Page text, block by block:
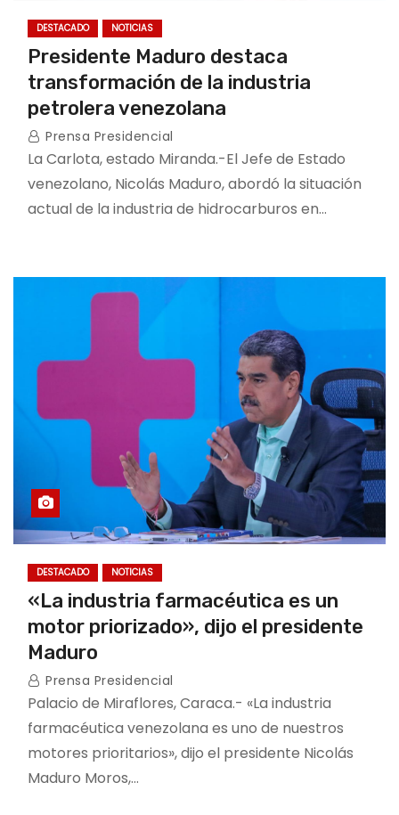
DESTACADO NOTICIAS
Presidente Maduro destaca
transformación de la industria
petrolera venezolana
Prensa Presidencial
La Carlota, estado Miranda.-El Jefe de Estado
venezolano, Nicolás Maduro, abordó la situación
actual de la industria de hidrocarburos en…
DESTACADO NOTICIAS
«La industria farmacéutica es un
motor priorizado», dijo el presidente
Maduro
Prensa Presidencial
Palacio de Miraflores, Caraca.- «La industria
farmacéutica venezolana es uno de nuestros
motores prioritarios», dijo el presidente Nicolás
Maduro Moros,…